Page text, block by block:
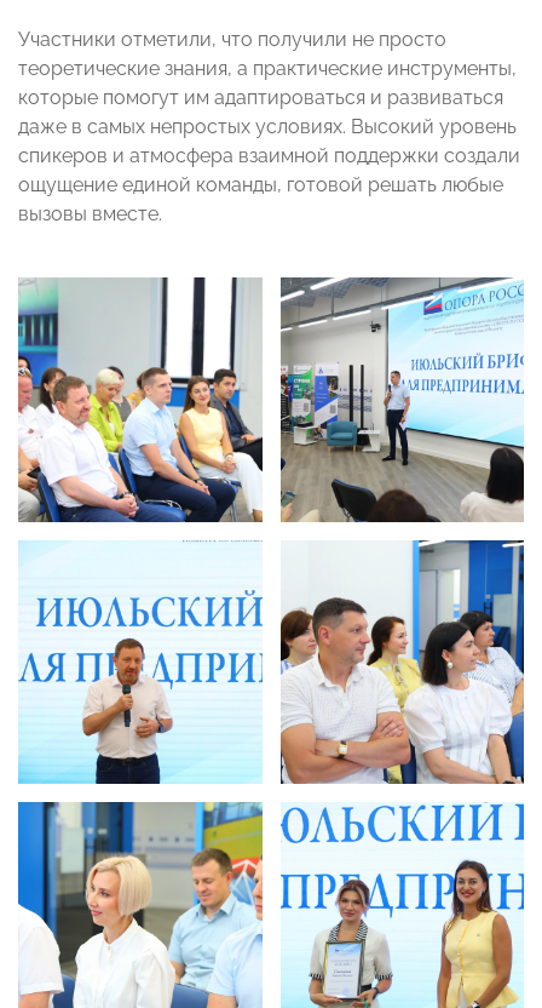
Участники отметили, что получили не просто
теоретические знания, а практические инструменты,
которые помогут им адаптироваться и развиваться
даже в самых непростых условиях. Высокий уровень
спикеров и атмосфера взаимной поддержки создали
ощущение единой команды, готовой решать любые
вызовы вместе.